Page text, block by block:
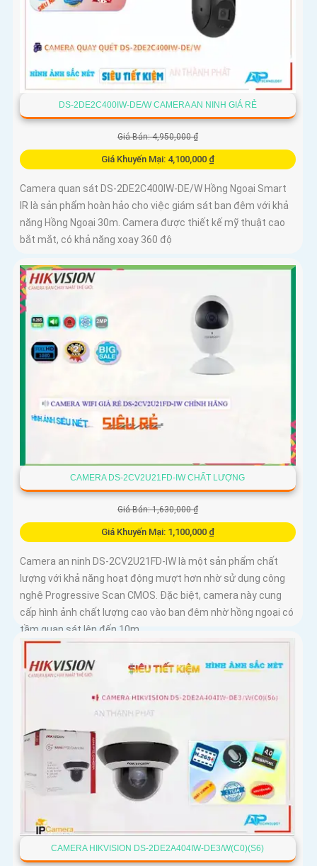
DS-2DE2C400IW-DE/W CAMERA AN NINH GIÁ RẺ
Giá Bán: 4,950,000 ₫
Giá Khuyến Mại: 4,100,000 ₫
Camera quan sát DS-2DE2C400IW-DE/W Hồng Ngoại Smart
IR là sản phẩm hoàn hảo cho việc giám sát ban đêm với khả
năng Hồng Ngoại 30m. Camera được thiết kế mỹ thuật cao
bắt mắt, có khả năng xoay 360 độ
CAMERA DS-2CV2U21FD-IW CHẤT LƯỢNG
Giá Bán: 1,630,000 ₫
Giá Khuyến Mại: 1,100,000 ₫
Camera an ninh DS-2CV2U21FD-IW là một sản phẩm chất
lượng với khả năng hoạt động mượt hơn nhờ sử dụng công
nghệ Progressive Scan CMOS. Đặc biệt, camera này cung
cấp hình ảnh chất lượng cao vào ban đêm nhờ hồng ngoại có
tầm quan sát lên đến 10m
CAMERA HIKVISION DS-2DE2A404IW-DE3/W(C0)(S6)